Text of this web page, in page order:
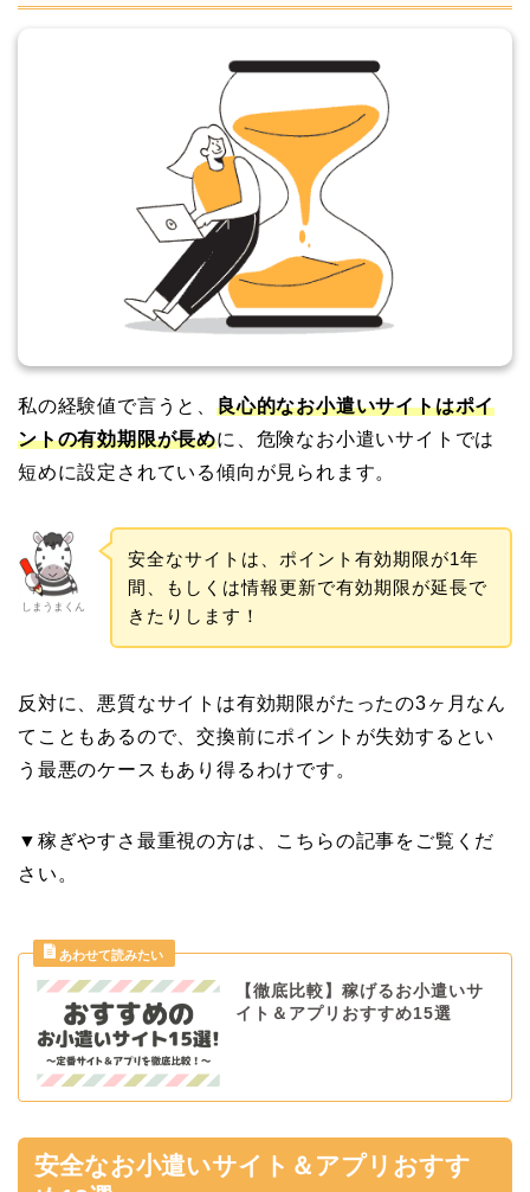
私の経験値で言うと、 良心的なお小遣いサイトはポイ
ントの有効期限が長めに、危険なお小遣いサイトでは
短めに設定されている傾向が見られます。
しまうまくん
安全なサイトは、ポイント有効期限が1年
間、もしくは情報更新で有効期限が延長で
きたりします！
反対に、悪質なサイトは有効期限がたったの3ヶ月なん
てこともあるので、交換前にポイントが失効するとい
う最悪のケースもあり得るわけです。
▼稼ぎやすさ最重視の方は、こちらの記事をご覧くだ
さい。
【徹底比較】稼げるお小遣いサ
イト＆アプリおすすめ15選
安全なお小遣いサイト＆アプリおすす